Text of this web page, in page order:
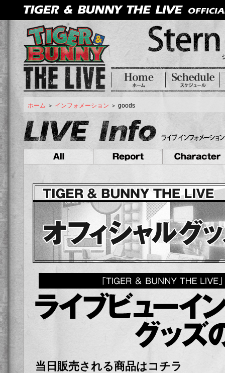
ホーム ＞ インフォメーション ＞ goods
当日販売される商品はコチラ